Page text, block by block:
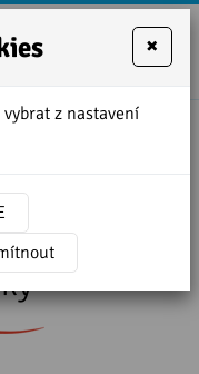
950
pro
×
z nastavení